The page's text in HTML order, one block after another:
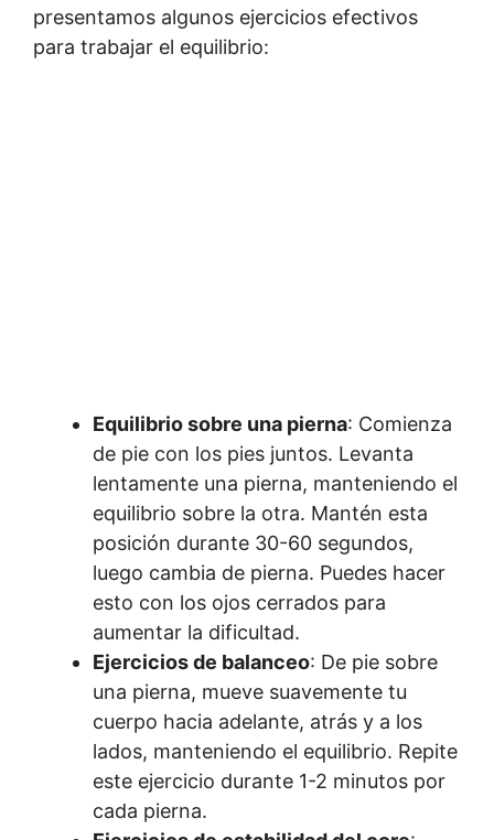
presentamos algunos ejercicios efectivos
para trabajar el equilibrio:
Equilibrio sobre una pierna: Comienza
de pie con los pies juntos. Levanta
lentamente una pierna, manteniendo el
equilibrio sobre la otra. Mantén esta
posición durante 30-60 segundos,
luego cambia de pierna. Puedes hacer
esto con los ojos cerrados para
aumentar la dificultad.
Ejercicios de balanceo: De pie sobre
una pierna, mueve suavemente tu
cuerpo hacia adelante, atrás y a los
lados, manteniendo el equilibrio. Repite
este ejercicio durante 1-2 minutos por
cada pierna.